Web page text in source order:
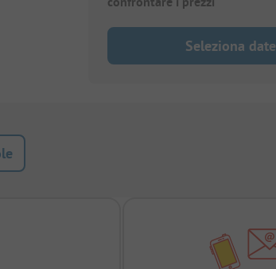
Seleziona date